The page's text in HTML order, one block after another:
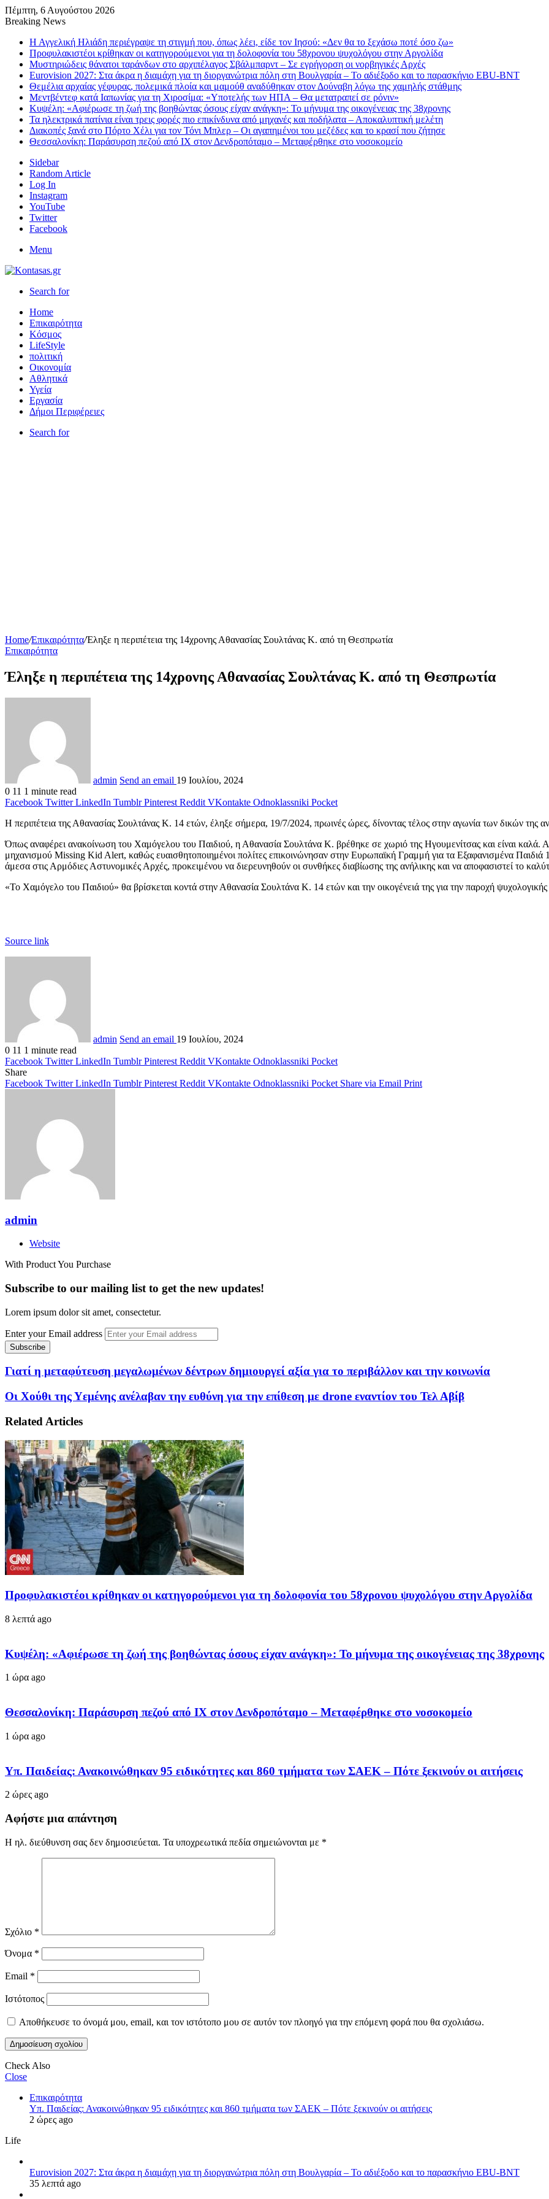
Πέμπτη, 6 Αυγούστου 2026
Breaking News
Η Αγγελική Ηλιάδη περιέγραψε τη στιγμή που, όπως λέει, είδε τον Ιησού: «Δεν θα το ξεχάσω ποτέ όσο ζω»
Προφυλακιστέοι κρίθηκαν οι κατηγορούμενοι για τη δολοφονία του 58χρονου ψυχολόγου στην Αργολίδα
Μυστηριώδεις θάνατοι ταράνδων στο αρχιπέλαγος Σβάλμπαρντ – Σε εγρήγορση οι νορβηγικές Αρχές
Eurovision 2027: Στα άκρα η διαμάχη για τη διοργανώτρια πόλη στη Βουλγαρία – Το αδιέξοδο και το παρασκήνιο EBU-BNT
Θεμέλια αρχαίας γέφυρας, πολεμικά πλοία και μαμούθ αναδύθηκαν στον Δούναβη λόγω της χαμηλής στάθμης
Μεντβέντεφ κατά Ιαπωνίας για τη Χιροσίμα: «Υποτελής των ΗΠΑ – Θα μετατραπεί σε ρόνιν»
Κυψέλη: «Αφιέρωσε τη ζωή της βοηθώντας όσους είχαν ανάγκη»: Το μήνυμα της οικογένειας της 38χρονης
Τα ηλεκτρικά πατίνια είναι τρεις φορές πιο επικίνδυνα από μηχανές και ποδήλατα – Αποκαλυπτική μελέτη
Διακοπές ξανά στο Πόρτο Χέλι για τον Τόνι Μπλερ – Οι αγαπημένοι του μεζέδες και το κρασί που ζήτησε
Θεσσαλονίκη: Παράσυρση πεζού από ΙΧ στον Δενδροπόταμο – Μεταφέρθηκε στο νοσοκομείο
Sidebar
Random Article
Log In
Instagram
YouTube
Twitter
Facebook
Menu
Search for
Home
Επικαιρότητα
Κόσμος
LifeStyle
πολιτική
Οικονομία
Αθλητικά
Υγεία
Εργασία
Δήμοι Περιφέρειες
Search for
Home/Επικαιρότητα/Έληξε η περιπέτεια της 14χρονης Αθανασίας Σουλτάνας Κ. από τη Θεσπρωτία
Επικαιρότητα
Έληξε η περιπέτεια της 14χρονης Αθανασίας Σουλτάνας Κ. από τη Θεσπρωτία
admin Send an email 19 Ιουλίου, 2024
0 11 1 minute read
Facebook Twitter LinkedIn Tumblr Pinterest Reddit VKontakte Odnoklassniki Pocket
Η περιπέτεια της Αθανασίας Σουλτάνας Κ. 14 ετών, έληξε σήμερα, 19/7/2024, πρωινές ώρες, δίνοντας τέλος στην αγωνία των δικών της
Όπως αναφέρει ανακοίνωση του Χαμόγελου του Παιδιού, η Αθανασία Σουλτάνα Κ. βρέθηκε σε χωριό της Ηγουμενίτσας και είναι καλά.
μηχανισμού Missing Kid Alert, καθώς ευαισθητοποιημένοι πολίτες επικοινώνησαν στην Ευρωπαϊκή Γραμμή για τα Εξαφανισμένα Παιδιά
άμεσα στις Αρμόδιες Αστυνομικές Αρχές, προκειμένου να διερευνηθούν οι συνθήκες διαβίωσης της ανήλικης και να αποφασιστεί το
«To Χαμόγελο του Παιδιού» θα βρίσκεται κοντά στην Αθανασία Σουλτάνα Κ. 14 ετών και την οικογένειά της για την παροχή ψυχολογικής
Source link
admin Send an email 19 Ιουλίου, 2024
0 11 1 minute read
Facebook Twitter LinkedIn Tumblr Pinterest Reddit VKontakte Odnoklassniki Pocket
Share
Facebook Twitter LinkedIn Tumblr Pinterest Reddit VKontakte Odnoklassniki Pocket Share via Email Print
admin
Website
With Product You Purchase
Subscribe to our mailing list to get the new updates!
Lorem ipsum dolor sit amet, consectetur.
Enter your Email address
Γιατί η μεταφύτευση μεγαλωμένων δέντρων δημιουργεί αξία για το περιβάλλον και την κοινωνία
Οι Χούθι της Υεμένης ανέλαβαν την ευθύνη για την επίθεση με drone εναντίον του Τελ Αβίβ
Related Articles
Προφυλακιστέοι κρίθηκαν οι κατηγορούμενοι για τη δολοφονία του 58χρονου ψυχολόγου στην Αργολίδα
8 λεπτά ago
Κυψέλη: «Αφιέρωσε τη ζωή της βοηθώντας όσους είχαν ανάγκη»: Το μήνυμα της οικογένειας της 38χρονης
1 ώρα ago
Θεσσαλονίκη: Παράσυρση πεζού από ΙΧ στον Δενδροπόταμο – Μεταφέρθηκε στο νοσοκομείο
1 ώρα ago
Υπ. Παιδείας: Ανακοινώθηκαν 95 ειδικότητες και 860 τμήματα των ΣΑΕΚ – Πότε ξεκινούν οι αιτήσεις
2 ώρες ago
Αφήστε μια απάντηση
Η ηλ. διεύθυνση σας δεν δημοσιεύεται. Τα υποχρεωτικά πεδία σημειώνονται με *
Σχόλιο *
Όνομα *
Email *
Ιστότοπος
Αποθήκευσε το όνομά μου, email, και τον ιστότοπο μου σε αυτόν τον πλοηγό για την επόμενη φορά που θα σχολιάσω.
Check Also
Close
Επικαιρότητα
Υπ. Παιδείας: Ανακοινώθηκαν 95 ειδικότητες και 860 τμήματα των ΣΑΕΚ – Πότε ξεκινούν οι αιτήσεις
2 ώρες ago
Life
Eurovision 2027: Στα άκρα η διαμάχη για τη διοργανώτρια πόλη στη Βουλγαρία – Το αδιέξοδο και το παρασκήνιο EBU-BNT
35 λεπτά ago